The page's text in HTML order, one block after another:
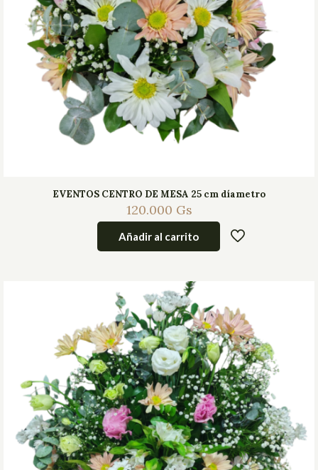
EVENTOS CENTRO DE MESA 25 cm díametro
120.000 Gs
Añadir al carrito